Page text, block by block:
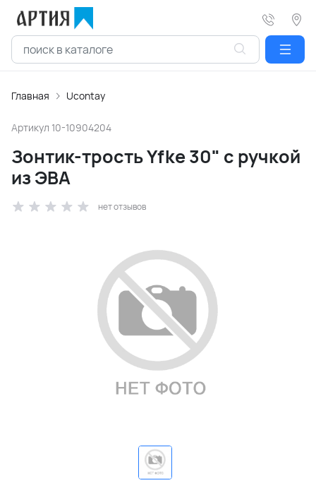
Главная Ucontay
Артикул 10-10904204
Зонтик-трость Yfke 30" с ручкой
из ЭВА
нет отзывов